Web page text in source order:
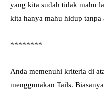
yang kita sudah tidak mahu
kita hanya mahu hidup tanpa
********
Anda memenuhi kriteria di
menggunakan Tails.